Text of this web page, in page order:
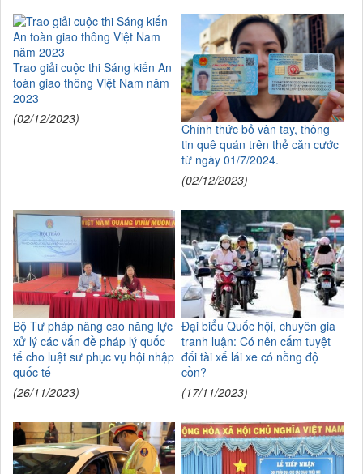
Trao giải cuộc thi Sáng kiến An
toàn giao thông Việt Nam năm
2023
(02/12/2023)
Chính thức bỏ vân tay, thông
tin quê quán trên thẻ căn cước
từ ngày 01/7/2024.
(02/12/2023)
Bộ Tư pháp nâng cao năng lực
xử lý các vấn đề pháp lý quốc
tế cho luật sư phục vụ hội nhập
quốc tế
(26/11/2023)
Đại biểu Quốc hội, chuyên gia
tranh luận: Có nên cấm tuyệt
đối tài xế lái xe có nồng độ
cồn?
(17/11/2023)